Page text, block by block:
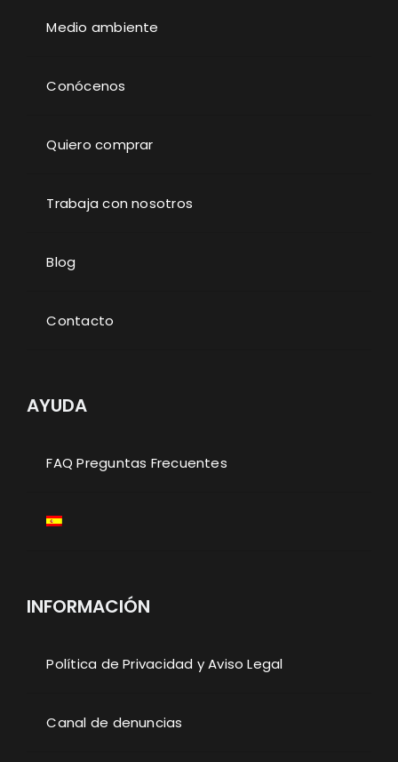
Medio ambiente
Conócenos
Quiero comprar
Trabaja con nosotros
Blog
Contacto
AYUDA
FAQ Preguntas Frecuentes
INFORMACIÓN
Política de Privacidad y Aviso Legal
Canal de denuncias